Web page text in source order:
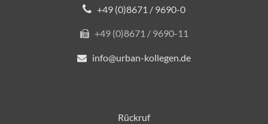
+49 (0)8671 / 9690-0
+49 (0)8671 / 9690-11
info@urban-kollegen.de
Rückruf